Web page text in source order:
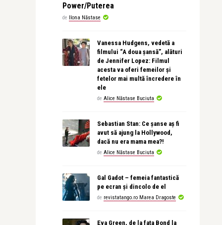
Power/Puterea
de Ilona Năstase
Vanessa Hudgens, vedetă a
filmului “A doua șansă”, alături
de Jennifer Lopez: Filmul
acesta va oferi femeilor și
fetelor mai multă încredere în
ele
de Alice Năstase Buciuta
Sebastian Stan: Ce șanse aș fi
avut să ajung la Hollywood,
dacă nu era mama mea?!
de Alice Năstase Buciuta
Gal Gadot – femeia fantastică
pe ecran și dincolo de el
de revistatango.ro Marea Dragoste
Eva Green, de la fata Bond la